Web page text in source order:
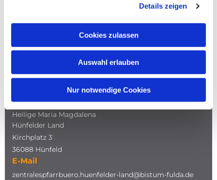
Details zeigen
Cookies zulassen
Auswahl erlauben
Nur notwendige Cookies
NAVIGATION
Katholische Kirche
Heilige Maria Magdalena
Hünfelder Land
Kirchplatz 3
36088 Hünfeld
E-Mail
zentralespfarrbuero.huenfelder-land@bistum-fulda.de